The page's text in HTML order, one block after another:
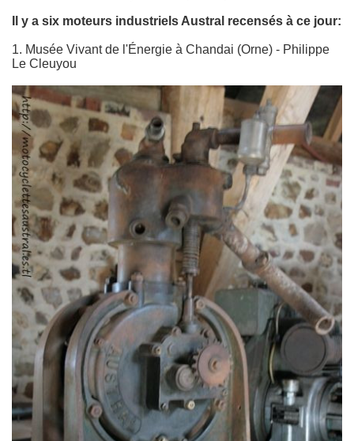
Il y a six moteurs industriels Austral recensés à ce jour:
1. Musée Vivant de l'Énergie à Chandai (Orne) - Philippe
Le Cleuyou